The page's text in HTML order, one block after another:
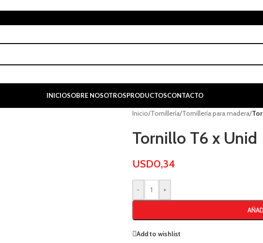
INICIOSOBRE NOSOTROSPRODUCTOSCONTACTO
Inicio/Tornillería/Tornillería para madera/
Tornillo T6 x Unid
USD0,34
- +
Add to wishlist